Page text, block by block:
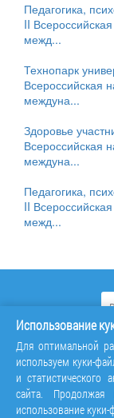
Педагогика,
II
межд...
Технопарк
Всероссийская
междуна...
Здоровье
Всероссийская
междуна...
Педагогика,
II
межд...
Использование
Для оптимальной
используем куки-
и
сайта. Продолжая
использование